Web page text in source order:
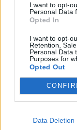
I want to opt-
Personal Data
Opted In
I want to opt-
Retention,
Personal Data
Purposes for
Opted Out
Data Deletion
Esim for Global|
Esim for USA|
|Esim
for Asia|Esim for
Emirates|Esim